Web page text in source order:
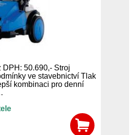
50.690,- Stroj
ve stavebnictví Tlak
kombinaci pro denní